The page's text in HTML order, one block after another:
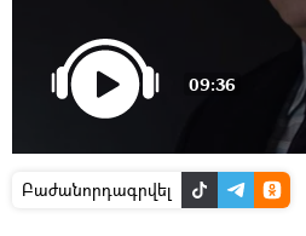
09:36
Բաժանորդագրվել